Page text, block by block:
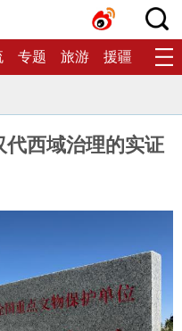
专题 旅游 援疆 生态
西域治理的实证